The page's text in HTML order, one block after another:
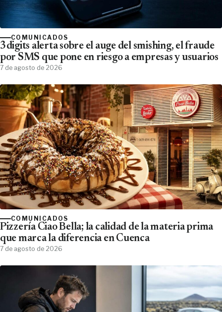
COMUNICADOS
3digits alerta sobre el auge del smishing, el fraude
por SMS que pone en riesgo a empresas y usuarios
7 de agosto de 2026
COMUNICADOS
Pizzería Ciao Bella; la calidad de la materia prima
que marca la diferencia en Cuenca
7 de agosto de 2026